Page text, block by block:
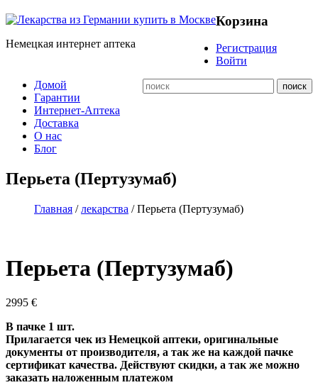
Немецкая интернет аптека
Корзина
Регистрация
Войти
Домой
Гарантии
Интернет-Аптека
Доставка
О нас
Блог
Перьета (Пертузумаб)
Главная /лекарства / Перьета (Пертузумаб)
Перьета (Пертузумаб)
2995 €
В пачке 1 шт.
Прилагается чек из Немецкой аптеки, оригинальные
документы от производителя, а так же на каждой пачке
сертификат качества. Действуют скидки, а так же можно
заказать наложенным платежом